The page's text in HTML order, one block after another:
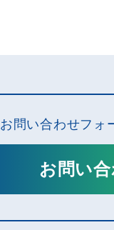
お問い合わせフォ
お問い